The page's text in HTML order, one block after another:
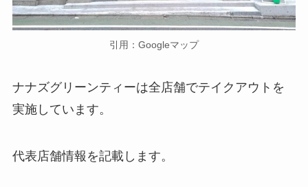
引用：Googleマップ
ナナズグリーンティーは全店舗でテイクアウトを
実施しています。
代表店舗情報を記載します。